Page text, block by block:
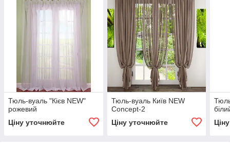
Тюль-вуаль "Кієв NEW"
рожевий
Ціну уточнюйте
Тюль-вуаль Київ NEW
Concept-2
Ціну уточнюйте